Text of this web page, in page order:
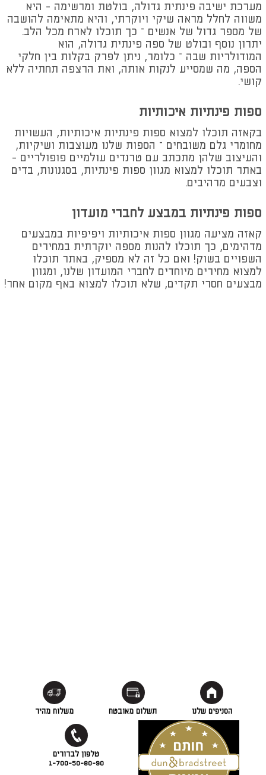
מערכת ישיבה פינתית גדולה, בולטת ומרשימה - היא
משווה לחלל מראה שיקי ויוקרתי, והיא מתאימה להושבה
של מספר גדול של אנשים – כך תוכלו לארח מכל הלב.
יתרון נוסף ובולט של ספה פינתית גדולה, הוא
המודולריות שבה – כלומר, ניתן לפרק בקלות בין חלקי
הספה, מה שמסייע לנקות אותה, ואת הרצפה תחתיה ללא
קושי.
ספות פינתיות איכותיות
בקאזה תוכלו למצוא ספות פינתיות איכותיות, העשויות
מחומרי גלם משובחים – הספות שלנו מעוצבות ושיקיות,
והעיצוב שלהן מתכתב עם טרנדים עולמיים פופולריים -
באתר תוכלו למצוא מגוון ספות פינתיות, בסגנונות, בדים
וצבעים מרהיבים.
ספות פינתיות במבצע לחברי מועדון
קאזה מציעה מגוון ספות איכותיות ויפיפיות במבצעים
מדהימים, כך תוכלו להנות מספה יוקרתית במחירים
השפויים בשוק! ואם כל זה לא מספיק, באתר תוכלו
למצוא מחירים מיוחדים לחברי המועדון שלנו, ומגוון
מבצעים חסרי תקדים, שלא תוכלו למצוא באף מקום אחר!
הסניפים שלנו תשלום מאובטח משלוח מהיר
1-700-50-80-90